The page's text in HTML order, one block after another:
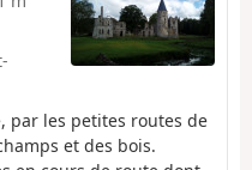
par les petites routes de
et des bois.